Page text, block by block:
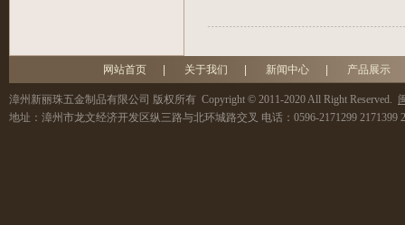
网站首页 关于我们 新闻中心 产品展示
漳州新丽珠五金制品有限公司 版权所有 Copyright © 2011-2020 All Right Reserved.
地址： 漳州市龙文经济开发区纵三路与北环城路交叉 电话： 0596-2171299 2171399